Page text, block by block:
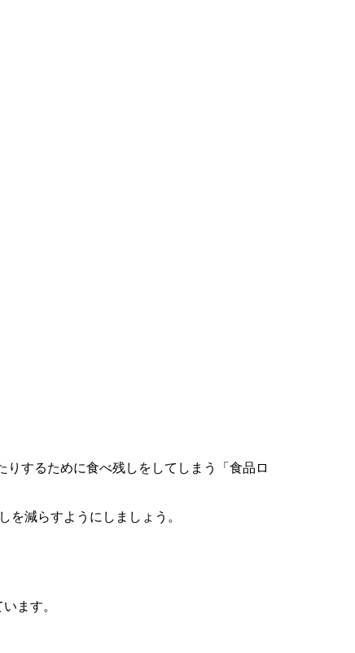
するために食べ残しをしてしまう「食品ロ
減らすようにしましょう。
ます。